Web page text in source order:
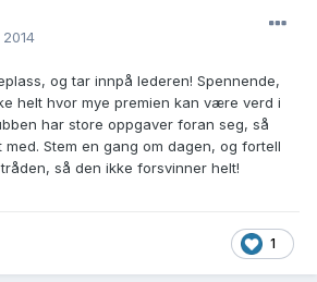
og tar innpå lederen! Spennende,
helt hvor mye premien kan være verd i
har store oppgaver foran seg, så
Stem en gang om dagen, og fortell
så den ikke forsvinner helt!
1